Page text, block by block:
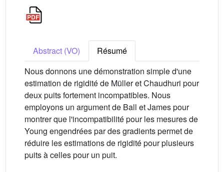
Abstract (VO)
Résumé
Nous donnons une démonstration simple d'une
estimation de rigidité de Müller et Chaudhuri pour
deux puits fortement incompatibles. Nous
employons un argument de Ball et James pour
montrer que l'incompatibilité pour les mesures de
Young engendrées par des gradients permet de
réduire les estimations de rigidité pour plusieurs
puits à celles pour un puit.